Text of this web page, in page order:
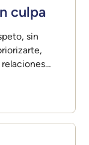
culpa
sin